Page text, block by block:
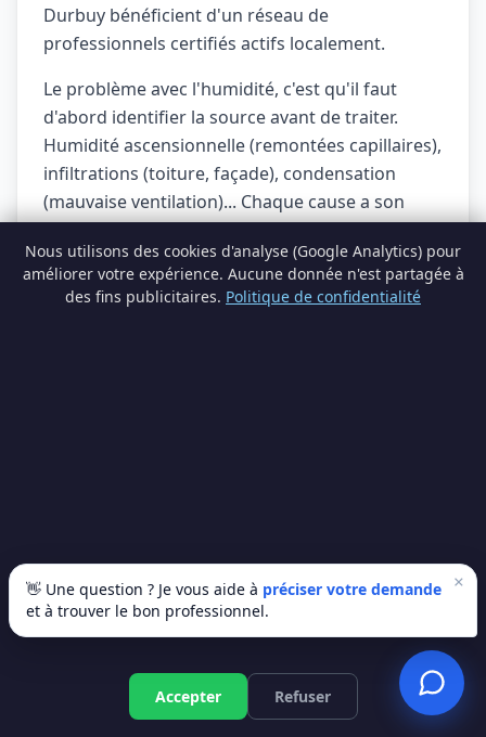
Nous utilisons des cookies d'analyse (Google Analytics) pour
améliorer votre expérience. Aucune donnée n'est partagée à
des fins publicitaires. Politique de confidentialité
Accepter Refuser
Durbuy bénéficient d'un réseau de
professionnels certifiés actifs localement.
Le problème avec l'humidité, c'est qu'il faut
d'abord identifier la source avant de traiter.
Humidité ascensionnelle (remontées capillaires),
infiltrations (toiture, façade), condensation
(mauvaise ventilation)... Chaque cause a son
traitement. Les habitants de Durbuy bénéficient
d'un réseau de professionnels certifiés actifs
localement.
Traces d'humidité typiques
Trop souvent, les gens repeignent par-dessus
ou posent un nouveau revêtement sans traiter
Devis gratuit
×
👋 Une question ? Je vous aide à préciser votre demande
et à trouver le bon professionnel.